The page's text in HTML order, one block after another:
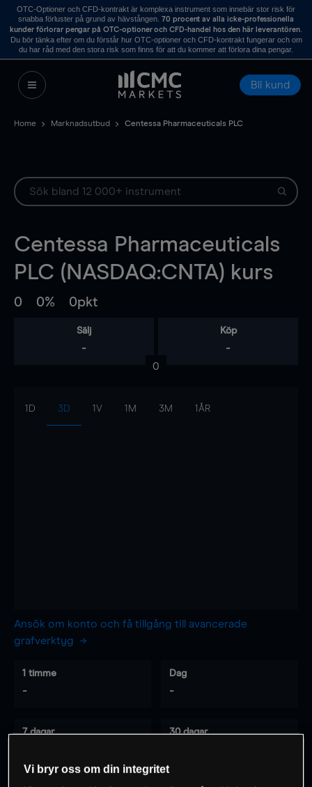
OTC-Optioner och CFD-kontrakt är komplexa instrument som innebär stor risk för
snabba förluster på grund av hävstången. 70 procent av alla icke-professionella
kunder förlorar pengar på OTC-optioner och CFD-handel hos den här leverantören.
Du bör tänka efter om du förstår hur OTC-optioner och CFD-kontrakt fungerar och om
du har råd med den stora risk som finns för att du kommer att förlora dina pengar.
Bli kund
Home Marknadsutbud Centessa Pharmaceuticals PLC
Centessa Pharmaceuticals
PLC (NASDAQ:CNTA) kurs
0 0% 0pkt
Sälj
-
Köp
-
0
1D 3D 1V 1M 3M 1ÅR
Ansök om konto och få tillgång till avancerade
grafverktyg
1 timme
-
Dag
-
7 dagar 30 dagar
Vi bryr oss om din integritet